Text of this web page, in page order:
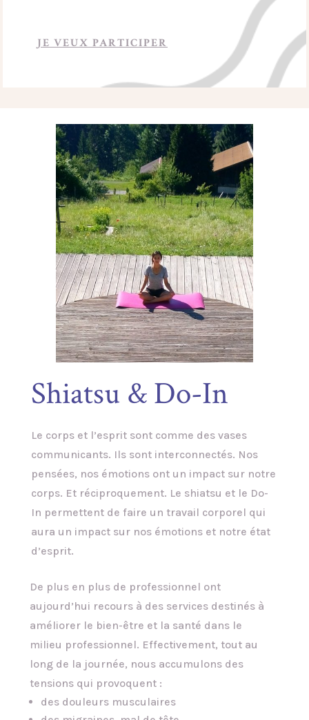
JE VEUX PARTICIPER
Shiatsu & Do-In
Le corps et l’esprit sont comme des vases
communicants. Ils sont interconnectés. Nos
pensées, nos émotions ont un impact sur notre
corps. Et réciproquement. Le shiatsu et le Do-
In permettent de faire un travail corporel qui
aura un impact sur nos émotions et notre état
d’esprit.
De plus en plus de professionnel ont
aujourd’hui recours à des services destinés à
améliorer le bien-être et la santé dans le
milieu professionnel. Effectivement, tout au
long de la journée, nous accumulons des
tensions qui provoquent :
des douleurs musculaires